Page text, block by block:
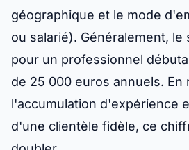
géographique et le mode
ou salarié). Généralement, le
pour un professionnel
de 25 000 euros annuels. En
l'accumulation d'expérience
d'une clientèle fidèle, ce